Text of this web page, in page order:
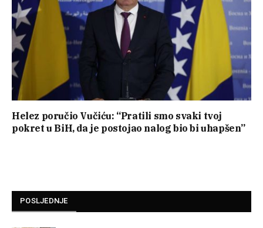
Helez poručio Vučiću: “Pratili smo svaki tvoj
pokret u BiH, da je postojao nalog bio bi uhapšen”
POSLJEDNJE